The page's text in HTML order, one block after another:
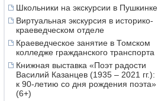
Школьники на экскурсии в Пушкинке
Виртуальная экскурсия в историко-
краеведческом отделе
Краеведческое занятие в Томском
колледже гражданского транспорта
Книжная выставка «Поэт радости
Василий Казанцев (1935 – 2021 гг.):
к 90-летию со дня рождения поэта»
(6+)